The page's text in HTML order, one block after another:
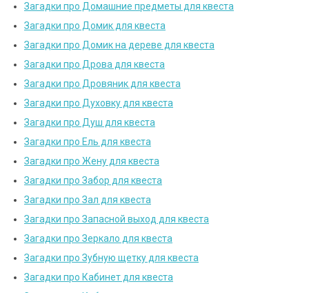
Загадки про Домашние предметы для квеста
Загадки про Домик для квеста
Загадки про Домик на дереве для квеста
Загадки про Дрова для квеста
Загадки про Дровяник для квеста
Загадки про Духовку для квеста
Загадки про Душ для квеста
Загадки про Ель для квеста
Загадки про Жену для квеста
Загадки про Забор для квеста
Загадки про Зал для квеста
Загадки про Запасной выход для квеста
Загадки про Зеркало для квеста
Загадки про Зубную щетку для квеста
Загадки про Кабинет для квеста